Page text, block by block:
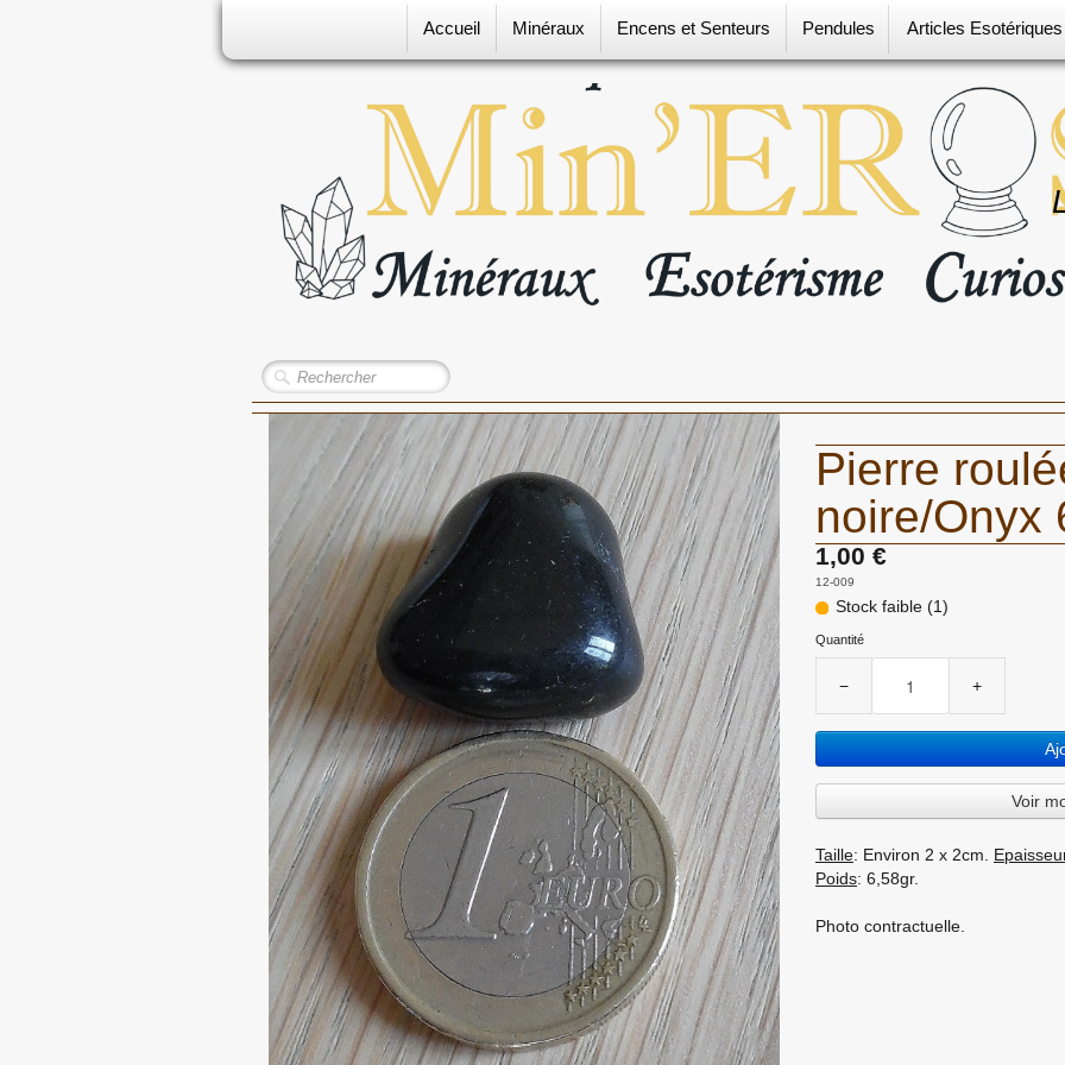
Accueil Minéraux Encens et Senteurs Pendules Articles Esotériques
Pierre
noire/Onyx
1,00 €
12-009
Stock faible (1)
Quantité
− +
Voir
Taille: Environ 2 x 2cm.
Poids: 6,58gr.
Photo contractuelle.